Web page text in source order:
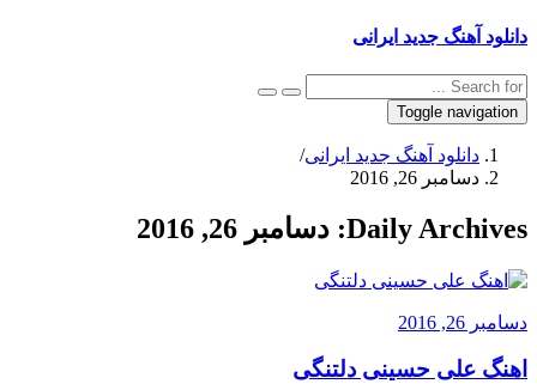
دانلود آهنگ جدید ایرانی
Toggle navigation
دانلود آهنگ جدید ایرانی/
دسامبر 26, 2016
Daily Archives: دسامبر 26, 2016
دسامبر 26, 2016
اهنگ علی حسینی دلتنگی